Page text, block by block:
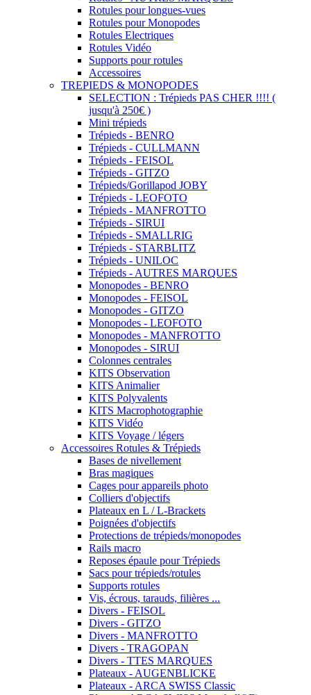
Rotules pour longues-vues
Rotules pour Monopodes
Rotules Electriques
Rotules Vidéo
Supports pour rotules
Accessoires
TREPIEDS & MONOPODES
SELECTION : Trépieds PAS CHER !!!! (
jusqu'à 250€ )
Mini trépieds
Trépieds - BENRO
Trépieds - CULLMANN
Trépieds - FEISOL
Trépieds - GITZO
Trépieds/Gorillapod JOBY
Trépieds - LEOFOTO
Trépieds - MANFROTTO
Trépieds - SIRUI
Trépieds - SMALLRIG
Trépieds - STARBLITZ
Trépieds - UNILOC
Trépieds - AUTRES MARQUES
Monopodes - BENRO
Monopodes - FEISOL
Monopodes - GITZO
Monopodes - LEOFOTO
Monopodes - MANFROTTO
Monopodes - SIRUI
Colonnes centrales
KITS Observation
KITS Animalier
KITS Polyvalents
KITS Macrophotographie
KITS Vidéo
KITS Voyage / légers
Accessoires Rotules & Trépieds
Bases de nivellement
Bras magiques
Cages pour appareils photo
Colliers d'objectifs
Plateaux en L / L-Brackets
Poignées d'objectifs
Protections de trépieds/monopodes
Rails macro
Reposes épaule pour Trépieds
Sacs pour trépieds/rotules
Supports rotules
Vis, écrous, tarauds, filières ...
Divers - FEISOL
Divers - GITZO
Divers - MANFROTTO
Divers - TRAGOPAN
Divers - TTES MARQUES
Plateaux - AUGENBLICKE
Plateaux - ARCA SWISS Classic